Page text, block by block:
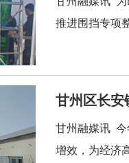
推进围挡专项
甘州区长
甘州融媒讯 今
增效，为经济